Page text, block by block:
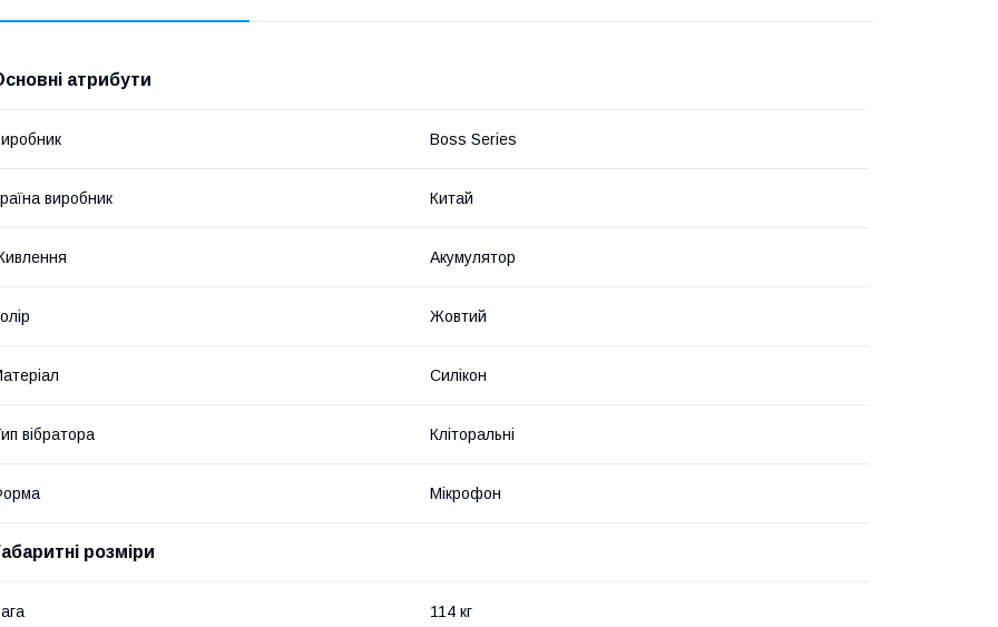
атрибути
Boss Series
виробник Китай
Акумулятор
Жовтий
Силікон
вібратора Кліторальні
Мікрофон
розміри
114 кг